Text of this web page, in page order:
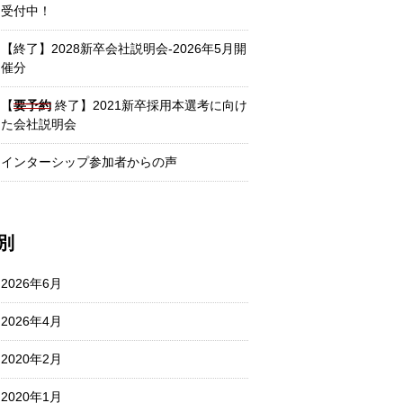
受付中！
【終了】2028新卒会社説明会-2026年5月開
催分
【要予約 終了】2021新卒採用本選考に向け
た会社説明会
インターシップ参加者からの声
2026年6月
2026年4月
2020年2月
2020年1月